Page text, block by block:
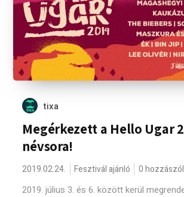
tixa
Megérkezett a Hello Ugar
névsora!
2019.02.24. Fesztivál ajánló 0
2019. július 3. és 6. között kerül